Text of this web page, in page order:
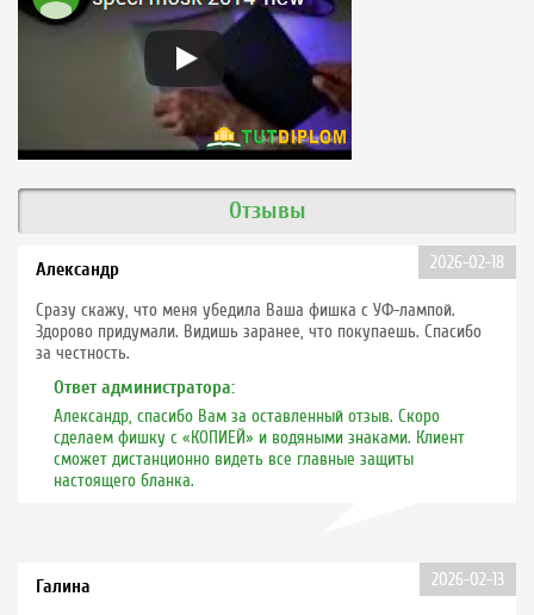
Отзывы
Александр 2026-02-18
Сразу скажу, что меня убедила Ваша фишка с УФ-лампой.
Здорово придумали. Видишь заранее, что покупаешь. Спасибо
за честность.
Ответ администратора:
Александр, спасибо Вам за оставленный отзыв. Скоро
сделаем фишку с «КОПИЕЙ» и водяными знаками. Клиент
сможет дистанционно видеть все главные защиты
настоящего бланка.
Галина 2026-02-13